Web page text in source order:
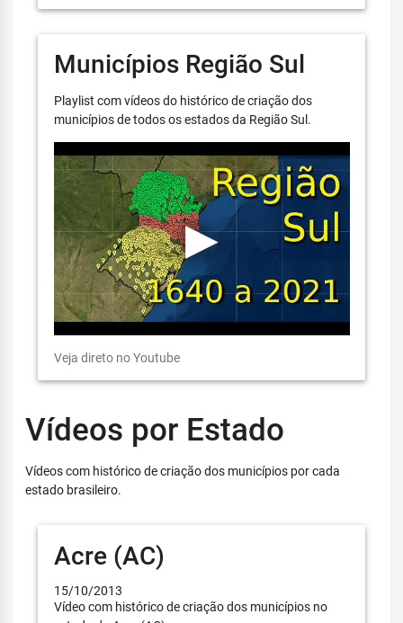
Municípios Região Sul
Playlist com vídeos do histórico de criação dos
municípios de todos os estados da Região Sul.
Veja direto no Youtube
Vídeos por Estado
Vídeos com histórico de criação dos municípios por cada
estado brasileiro.
Acre (AC)
15/10/2013
Vídeo com histórico de criação dos municípios no